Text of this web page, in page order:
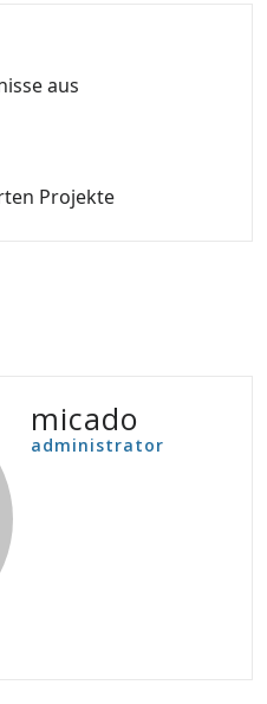
aus
Projekte
micado
administrator